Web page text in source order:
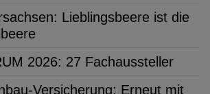
Lieblingsbeere ist die
2026: 27 Fachaussteller
Versicherung: Erneut mit